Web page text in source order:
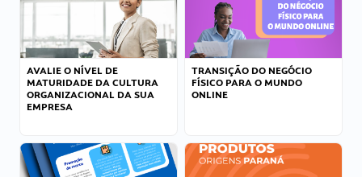
AVALIE O NÍVEL DE
MATURIDADE DA CULTURA
ORGANIZACIONAL DA SUA
EMPRESA
TRANSIÇÃO DO NEGÓCIO
FÍSICO PARA O MUNDO
ONLINE